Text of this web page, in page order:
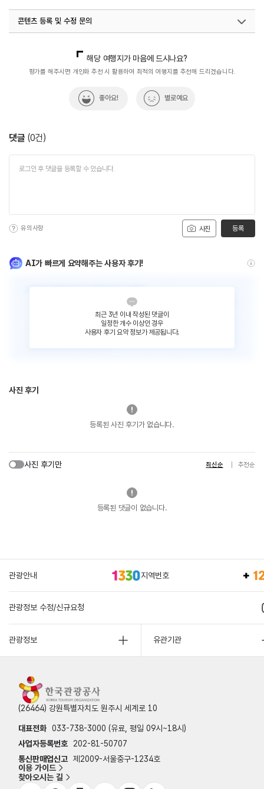
콘텐츠 등록 및 수정 문의
해당 여행지가 마음에 드시나요?
평가를 해주시면 개인화 추천 시 활용하여 최적의 여행지를 추천해 드리겠습니다.
좋아요! 별로예요
댓글 (0건)
사진
유의사항 등록
AI가 빠르게 요약해주는 사용자 후기!
최근 3년 이내 작성된 댓글이
일정한 개수 이상인 경우
사용자 후기 요약 정보가 제공됩니다.
사진 후기
등록된 사진 후기가 없습니다.
사진 후기만 최신순 추천순
등록된 댓글이 없습니다.
관광안내 지역번호
관광정보 수정/신규요청
관광정보 유관기관
(26464) 강원특별자치도 원주시 세계로 10
대표전화 033-738-3000 (유료, 평일 09시~18시)
사업자등록번호
202-81-50707
통신판매업신고 제2009-서울중구-1234호
이용 가이드
찾아오시는 길